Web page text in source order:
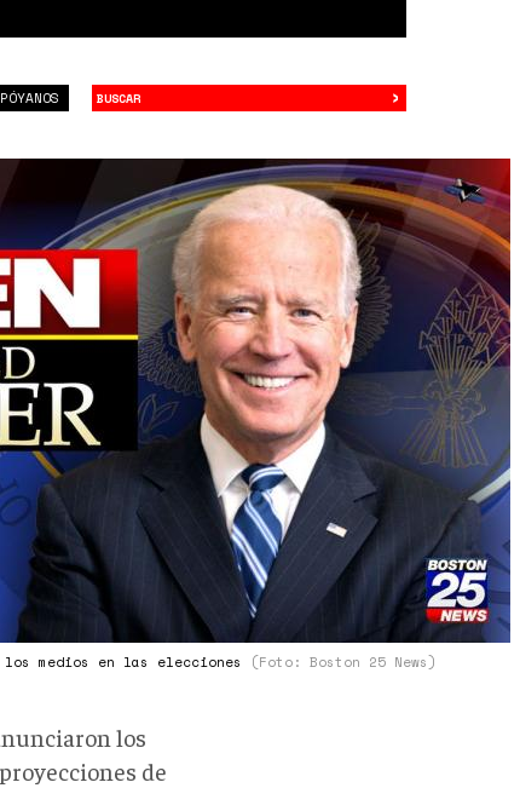
›
los medios en las elecciones (Foto: Boston 25 News)
los
de